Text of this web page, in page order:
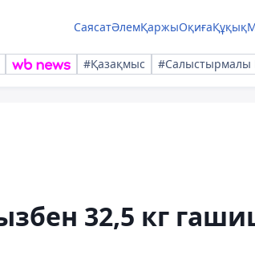
СаясатӘлемҚаржыОқиғаҚұқық
#Қазақмыс #Салыстырмалы
32,5 кг